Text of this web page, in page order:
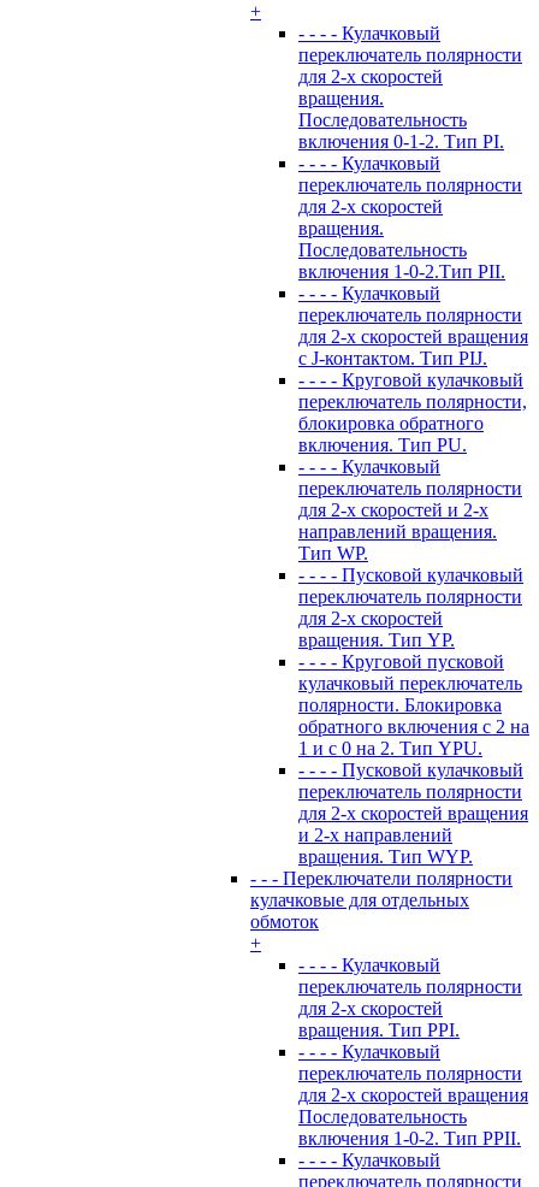
+
- - - - Кулачковый
переключатель полярности
для 2-х скоростей
вращения.
Последовательность
включения 0-1-2. Тип PI.
- - - - Кулачковый
переключатель полярности
для 2-х скоростей
вращения.
Последовательность
включения 1-0-2.Тип PII.
- - - - Кулачковый
переключатель полярности
для 2-х скоростей вращения
с J-контактом. Тип PIJ.
- - - - Круговой кулачковый
переключатель полярности,
блокировка обратного
включения. Тип PU.
- - - - Кулачковый
переключатель полярности
для 2-х скоростей и 2-х
направлений вращения.
Тип WP.
- - - - Пусковой кулачковый
переключатель полярности
для 2-х скоростей
вращения. Тип YP.
- - - - Круговой пусковой
кулачковый переключатель
полярности. Блокировка
обратного включения с 2 на
1 и с 0 на 2. Тип YPU.
- - - - Пусковой кулачковый
переключатель полярности
для 2-х скоростей вращения
и 2-х направлений
вращения. Тип WYP.
- - - Переключатели полярности
кулачковые для отдельных
обмоток
+
- - - - Кулачковый
переключатель полярности
для 2-х скоростей
вращения. Тип PPI.
- - - - Кулачковый
переключатель полярности
для 2-х скоростей вращения
Последовательность
включения 1-0-2. Тип PPII.
- - - - Кулачковый
переключатель полярности